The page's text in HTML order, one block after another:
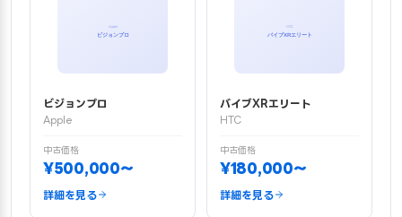
ビジョンプロ
Apple
中古価格
¥500,000〜
詳細を見る
バイブXRエリート
HTC
中古価格
¥180,000〜
詳細を見る